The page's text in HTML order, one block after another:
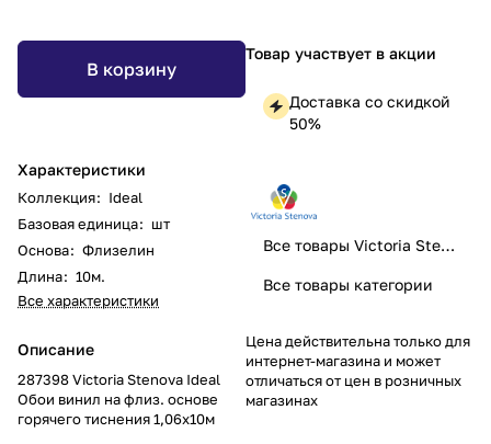
В корзину
Характеристики
Коллекция: Ideal
Базовая единица: шт
Основа: Флизелин
Длина: 10м.
Все характеристики
Описание
287398 Victoria Stenova Ideal
Обои винил на флиз. основе
горячего тиснения 1,06х10м
Товар участвует в акции
Доставка со скидкой
50%
Все товары Victoria Stenova
Все товары категории
Цена действительна только для
интернет-магазина и может
отличаться от цен в розничных
магазинах